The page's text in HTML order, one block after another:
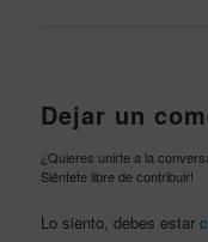
Dejar un
¿Quieres unirte a la
Siéntete libre de contribuir!
Lo siento, debes estar